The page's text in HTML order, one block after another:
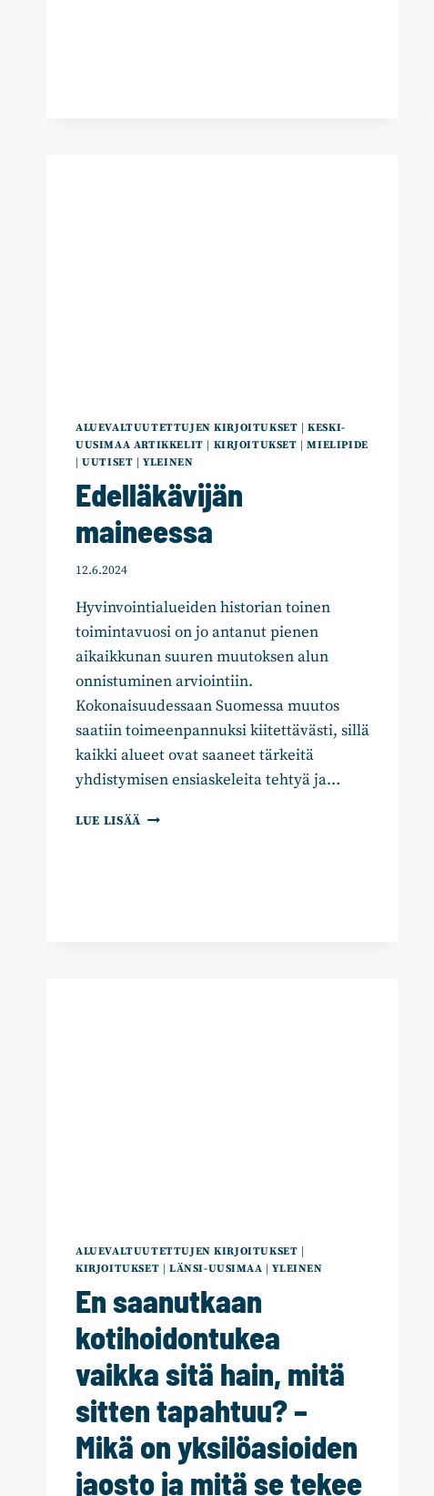
ALUEVALTUUTETTUJEN KIRJOITUKSET |KESKI-
UUSIMAA ARTIKKELIT | KIRJOITUKSET |MIELIPIDE
|UUTISET |YLEINEN
Edelläkävijän
maineessa
12.6.2024
Hyvinvointialueiden historian toinen
toimintavuosi on jo antanut pienen
aikaikkunan suuren muutoksen alun
onnistuminen arviointiin.
Kokonaisuudessaan Suomessa muutos
saatiin toimeenpannuksi kiitettävästi, sillä
kaikki alueet ovat saaneet tärkeitä
yhdistymisen ensiaskeleita tehtyä ja…
LUE LISÄÄ EDELLÄKÄVIJÄN
ALUEVALTUUTETTUJEN KIRJOITUKSET
KIRJOITUKSET
LÄNSI-UUSIMAA |YLEINEN
En saanutkaan
kotihoidontukea
vaikka sitä hain, mitä
sitten tapahtuu? –
Mikä on yksilöasioiden
jaosto ja mitä se tekee